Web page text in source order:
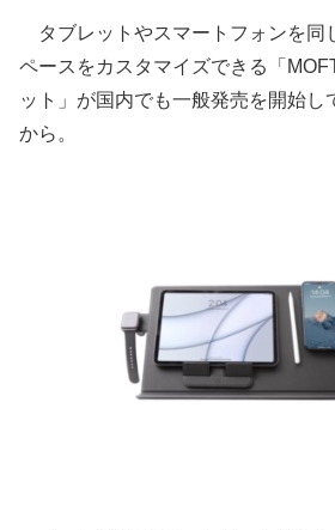
タブレットやスマートフォンを同
ペースをカスタマイズできる「
ット」が国内でも一般発売を開始し
から。